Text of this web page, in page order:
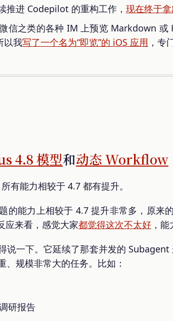
推进 Codepilot 的重构工作， 现在终于
信之类的各种 IM 上预览 Markdown
以我写了一个名为“即览”的 iOS 应用 ，专
4.8 模型和动态 Workflow
有能力相较于 4.7 都有提升。
的能力上相较于 4.7 提升非常多，原来
应来看，感觉大家都觉得这次不太好 ，
说一下。它延续了那套并发的
规模非常大的任务。比如：
研报告